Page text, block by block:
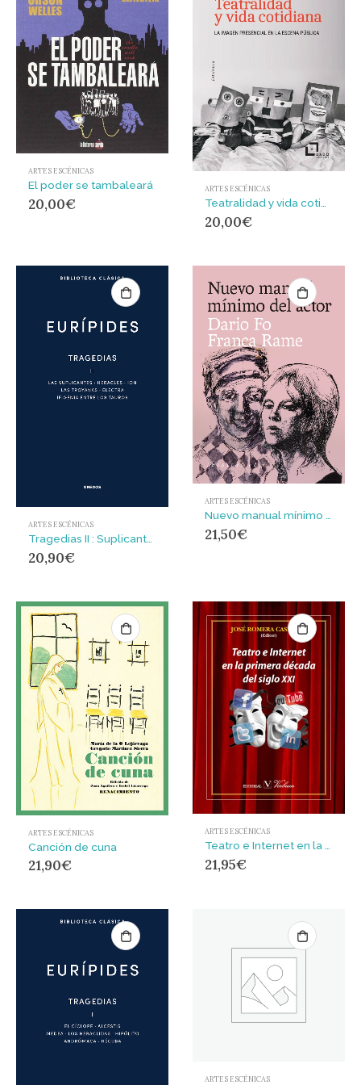
ARTES ESCÉNICAS
El poder se tambaleará
20,00€
ARTES ESCÉNICAS
Teatralidad y vida cotidiana : La imagen presencial en la escena pública
20,00€
ARTES ESCÉNICAS
Tragedias II : Suplicantes. Heracles. Ion. Las troyanas. Electra. Ifigenia entre los tauros
20,90€
ARTES ESCÉNICAS
Nuevo manual mínimo del actor
21,50€
ARTES ESCÉNICAS
Canción de cuna
21,90€
ARTES ESCÉNICAS
Teatro e Internet en la primera década del siglo XXI
21,95€
ARTES ESCÉNICAS